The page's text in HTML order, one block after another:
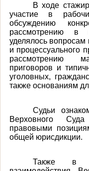
В ходе
участие в
обсуждению
рассмотрению в
уделялось
и процессуального
рассмотрению
приговоров и
уголовных,
также основаниям
Судьи
Верховного
правовыми
общей юрисдикции.
Также в